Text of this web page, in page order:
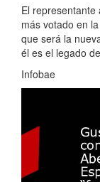
El representante
más votado en
que será la
él es el legado
Infobae